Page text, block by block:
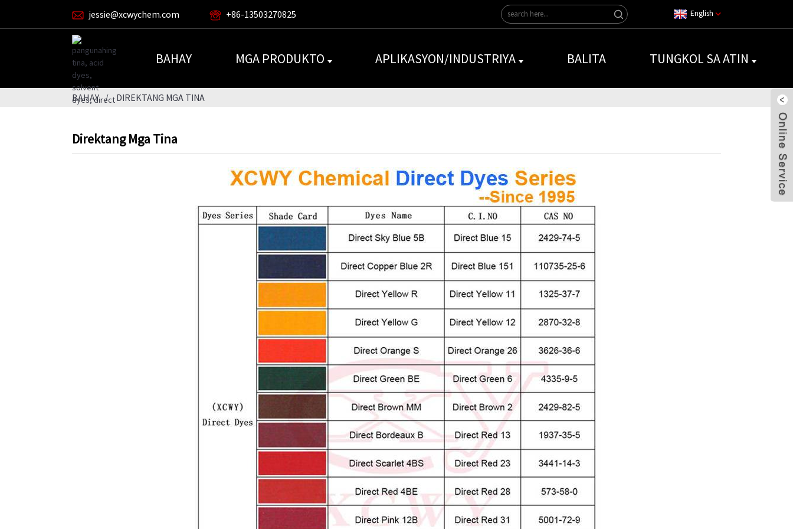
jessie@xcwychem.com +86-13503270825 English
BAHAY MGA PRODUKTO APLIKASYON/INDUSTRIYA BALITA TUNGKOL SA ATIN
BAHAY DIREKTANG MGA TINA
Direktang Mga Tina